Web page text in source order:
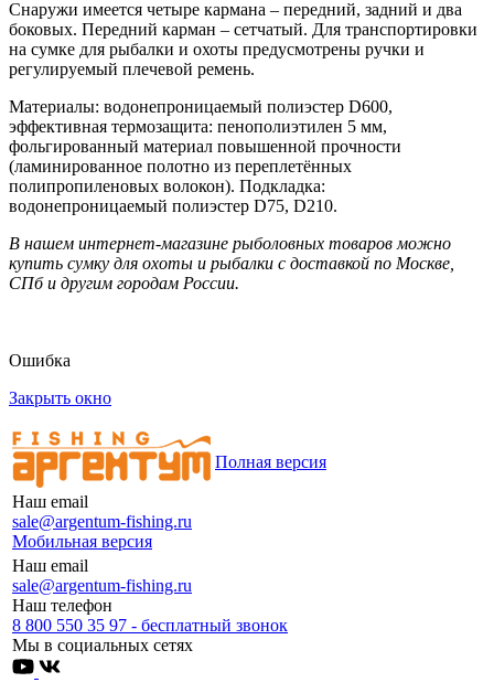
Снаружи имеется четыре кармана – передний, задний и два
боковых. Передний карман – сетчатый. Для транспортировки
на сумке для рыбалки и охоты предусмотрены ручки и
регулируемый плечевой ремень.
Материалы: водонепроницаемый полиэстер D600,
эффективная термозащита: пенополиэтилен 5 мм,
фольгированный материал повышенной прочности
(ламинированное полотно из переплетённых
полипропиленовых волокон). Подкладка:
водонепроницаемый полиэстер D75, D210.
В нашем интернет-магазине рыболовных товаров можно
купить сумку для охоты и рыбалки с доставкой по Москве,
СПб и другим городам России.
Ошибка
Закрыть окно
Наш email
sale@argentum-fishing.ru
Мобильная версия
Полная версия
Наш email
sale@argentum-fishing.ru
Наш телефон
8 800 550 35 97 - бесплатный звонок
Мы в социальных сетях